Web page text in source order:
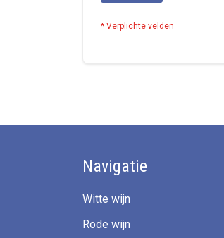
Navigatie
Witte wijn
Rode wijn